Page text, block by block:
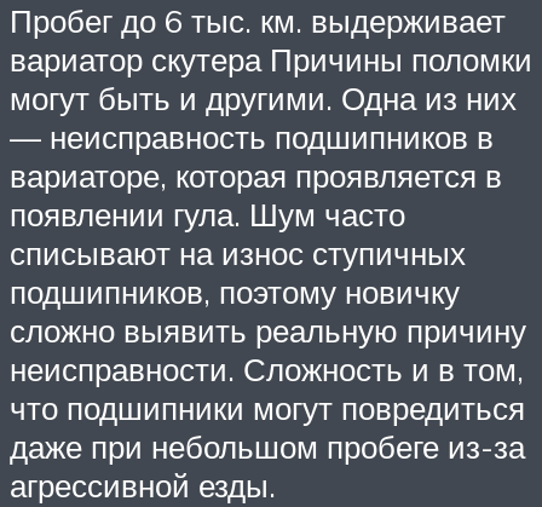
Пробег до 6 тыс. км. выдерживает
вариатор скутера Причины поломки
могут быть и другими. Одна из них
— неисправность подшипников в
вариаторе, которая проявляется в
появлении гула. Шум часто
списывают на износ ступичных
подшипников, поэтому новичку
сложно выявить реальную причину
неисправности. Сложность и в том,
что подшипники могут повредиться
даже при небольшом пробеге из-за
агрессивной езды.